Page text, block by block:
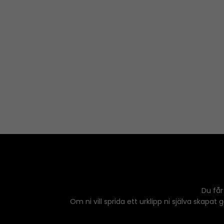
Du
Om ni vill sprida ett urklipp ni själva